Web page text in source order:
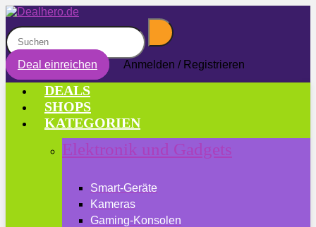
Deal einreichen Anmelden / Registrieren
DEALS
SHOPS
KATEGORIEN
Elektronik und Gadgets
Smart-Geräte
Kameras
Gaming-Konsolen